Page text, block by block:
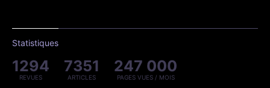
Statistiques
1294
REVUES
7351
ARTICLES
247 000
PAGES VUES / MOIS